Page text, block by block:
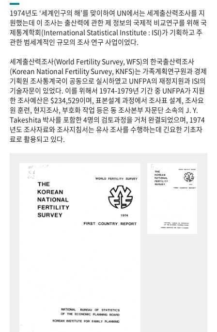
1974년도 ‘세계인구의 해’를 맞이하여 UN에서는 세계출산력조사를 지
원했는데 이 조사는 출산력에 관한 제 정보의 국제적 비교연구를 위해 국
제통계학회(International Statistical Institute : ISI)가 기획하고 주
관한 범세계적인 규모의 조사 연구 사업이었다.
세계출산력조사(World Fertility Survey, WFS)의 한국출산력조사
(Korean National Fertility Survey, KNFS)는 가족계획연구원과 경제
기획원 조사통계국이 공동으로 실시하였고 UNFPA의 재정지원과 ISI의
기술자문이 있었다. 이를 위해서 1974-1979년 기간 중 UNFPA가 지원
한 조사예산은 $234,529이며, 표본설계 과정에서 조사표 설계, 조사요
원 훈련, 현지조사, 부호화 작업 등은 동 조사본부 자문단 소속의 J. Y.
Takeshita 박사를 포함한 4명의 검토과정을 거처 완결되었으며, 1974
년도 조사자료와 조사지침서는 유사 조사를 수행하는데 긴요한 기초자
료로 활용되고 있다.